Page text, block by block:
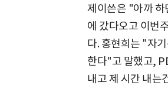
제이쓴은 "아까 하
에 갔다오고 이번
다. 홍현희는 "자
한다"고 말했고,
내고 제 시간 내는